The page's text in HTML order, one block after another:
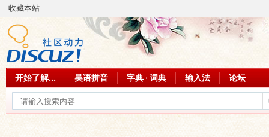
收藏本站
开始了解... 吴语拼音 字典 · 词典 输入法 论坛